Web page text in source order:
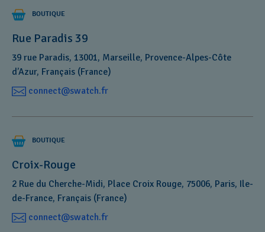
Contactez-nous
Nos Swatch Stores
Contactez nous au :
10H à 18H
Envoyez nous un mail :
Vous avez une question?
now
on,
Swatch
replace
it
at
cost
to
you.
BOUTIQUE
Rue Paradis 39
39 rue Paradis, 13001, Marseille, Provence-Alpes-Côte
d’Azur, Français (France)
connect@swatch.fr
BOUTIQUE
Croix-Rouge
2 Rue du Cherche-Midi, Place Croix Rouge, 75006, Paris, Ile-
de-France, Français (France)
connect@swatch.fr